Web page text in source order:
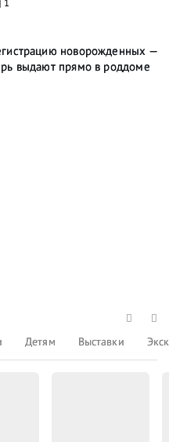
1
новорожденных —
выдают прямо в роддоме
Детям Выставки